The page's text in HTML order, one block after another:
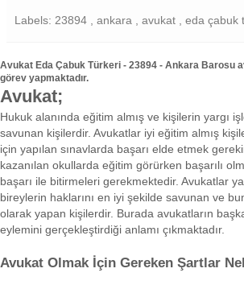
Labels: 23894 , ankara , avukat , eda çabuk
Avukat Eda Çabuk Türkeri - 23894 - Ankara Barosu
görev yapmaktadır.
Avukat;
Hukuk alanında eğitim almış ve kişilerin yargı
savunan kişilerdir. Avukatlar iyi eğitim almış
için yapılan sınavlarda başarı elde etmek
kazanılan okullarda eğitim görürken başarılı
başarı ile bitirmeleri gerekmektedir. Avukatlar
bireylerin haklarını en iyi şekilde savunan ve
olarak yapan kişilerdir. Burada avukatların
eylemini gerçekleştirdiği anlamı çıkmaktadır.
Avukat Olmak İçin Gereken Şartlar